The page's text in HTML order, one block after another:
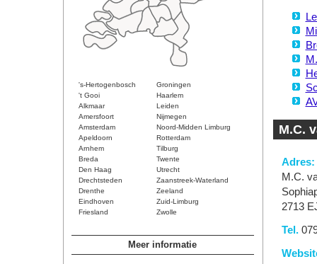
's-Hertogenbosch
Groningen
't Gooi
Haarlem
Alkmaar
Leiden
Amersfoort
Nijmegen
Amsterdam
Noord-Midden Limburg
Apeldoorn
Rotterdam
Arnhem
Tilburg
Breda
Twente
Den Haag
Utrecht
Drechtsteden
Zaanstreek-Waterland
Drenthe
Zeeland
Eindhoven
Zuid-Limburg
Friesland
Zwolle
Meer informatie
M.C.
Adres:
M.C.
2713
Tel.